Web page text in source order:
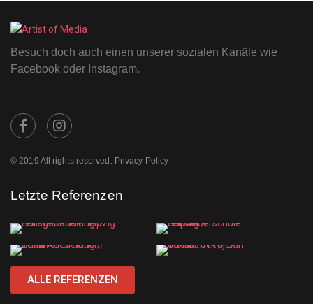
Besuch doch auch einen unserer sozialen Kanäle wie
Facebook oder Instagram.
© 2019 All rights reserved. Privacy Policy
Letzte Referenzen
ALLE REFERENZEN